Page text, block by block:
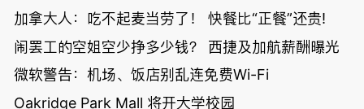
加拿大人：吃不起麦当劳了！ 快餐比“正餐”还贵!
闹罢工的空姐空少挣多少钱？ 西捷及加航薪酬曝光
微软警告：机场、饭店别乱连免费Wi-Fi
Oakridge Park Mall 将开大学校园